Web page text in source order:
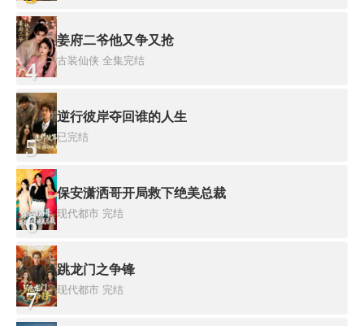
4
姜府二爷他又争又抢
古装仙侠 全集完结
5
逆行彼岸夺回谁的人生
已完结
6
保安潇洒哥开局救下绝美总裁
现代都市 完结
7
跳龙门之争锋
现代都市 完结